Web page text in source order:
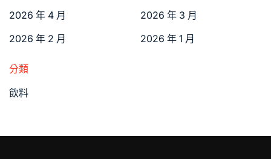
2026 年 4 月
2026 年 3 月
2026 年 2 月
2026 年 1 月
分類
飲料